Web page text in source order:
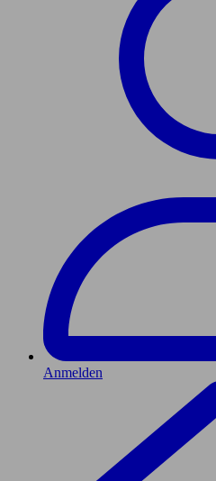
Anmelden